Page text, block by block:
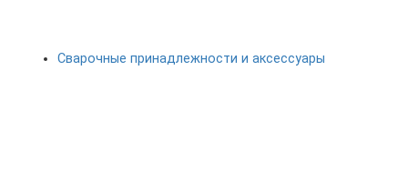
Сварочные принадлежности и аксессуары